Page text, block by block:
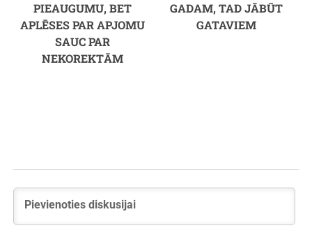
PIEAUGUMU, BET
APLĒSES PAR APJOMU
SAUC PAR
NEKOREKTĀM
GADAM, TAD JĀBŪT
GATAVIEM